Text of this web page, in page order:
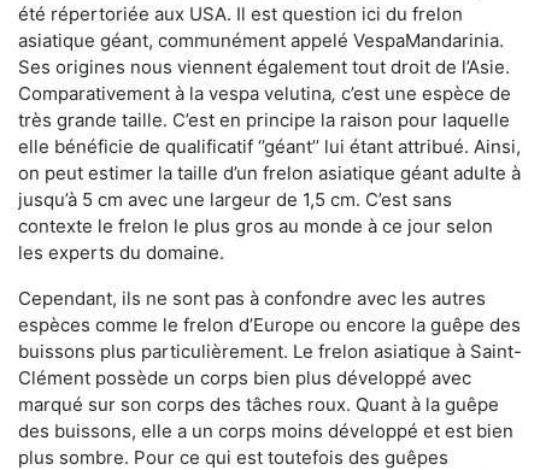
été répertoriée aux USA. Il est question ici du frelon
asiatique géant, communément appelé VespaMandarinia.
Ses origines nous viennent également tout droit de l’Asie.
Comparativement à la vespa velutina, c’est une espèce de
très grande taille. C’est en principe la raison pour laquelle
elle bénéficie de qualificatif ‘’géant’’ lui étant attribué. Ainsi,
on peut estimer la taille d’un frelon asiatique géant adulte à
jusqu’à 5 cm avec une largeur de 1,5 cm. C’est sans
contexte le frelon le plus gros au monde à ce jour selon
les experts du domaine.
Cependant, ils ne sont pas à confondre avec les autres
espèces comme le frelon d’Europe ou encore la guêpe des
buissons plus particulièrement. Le frelon asiatique à Saint-
Clément possède un corps bien plus développé avec
marqué sur son corps des tâches roux. Quant à la guêpe
des buissons, elle a un corps moins développé et est bien
plus sombre. Pour ce qui est toutefois des guêpes